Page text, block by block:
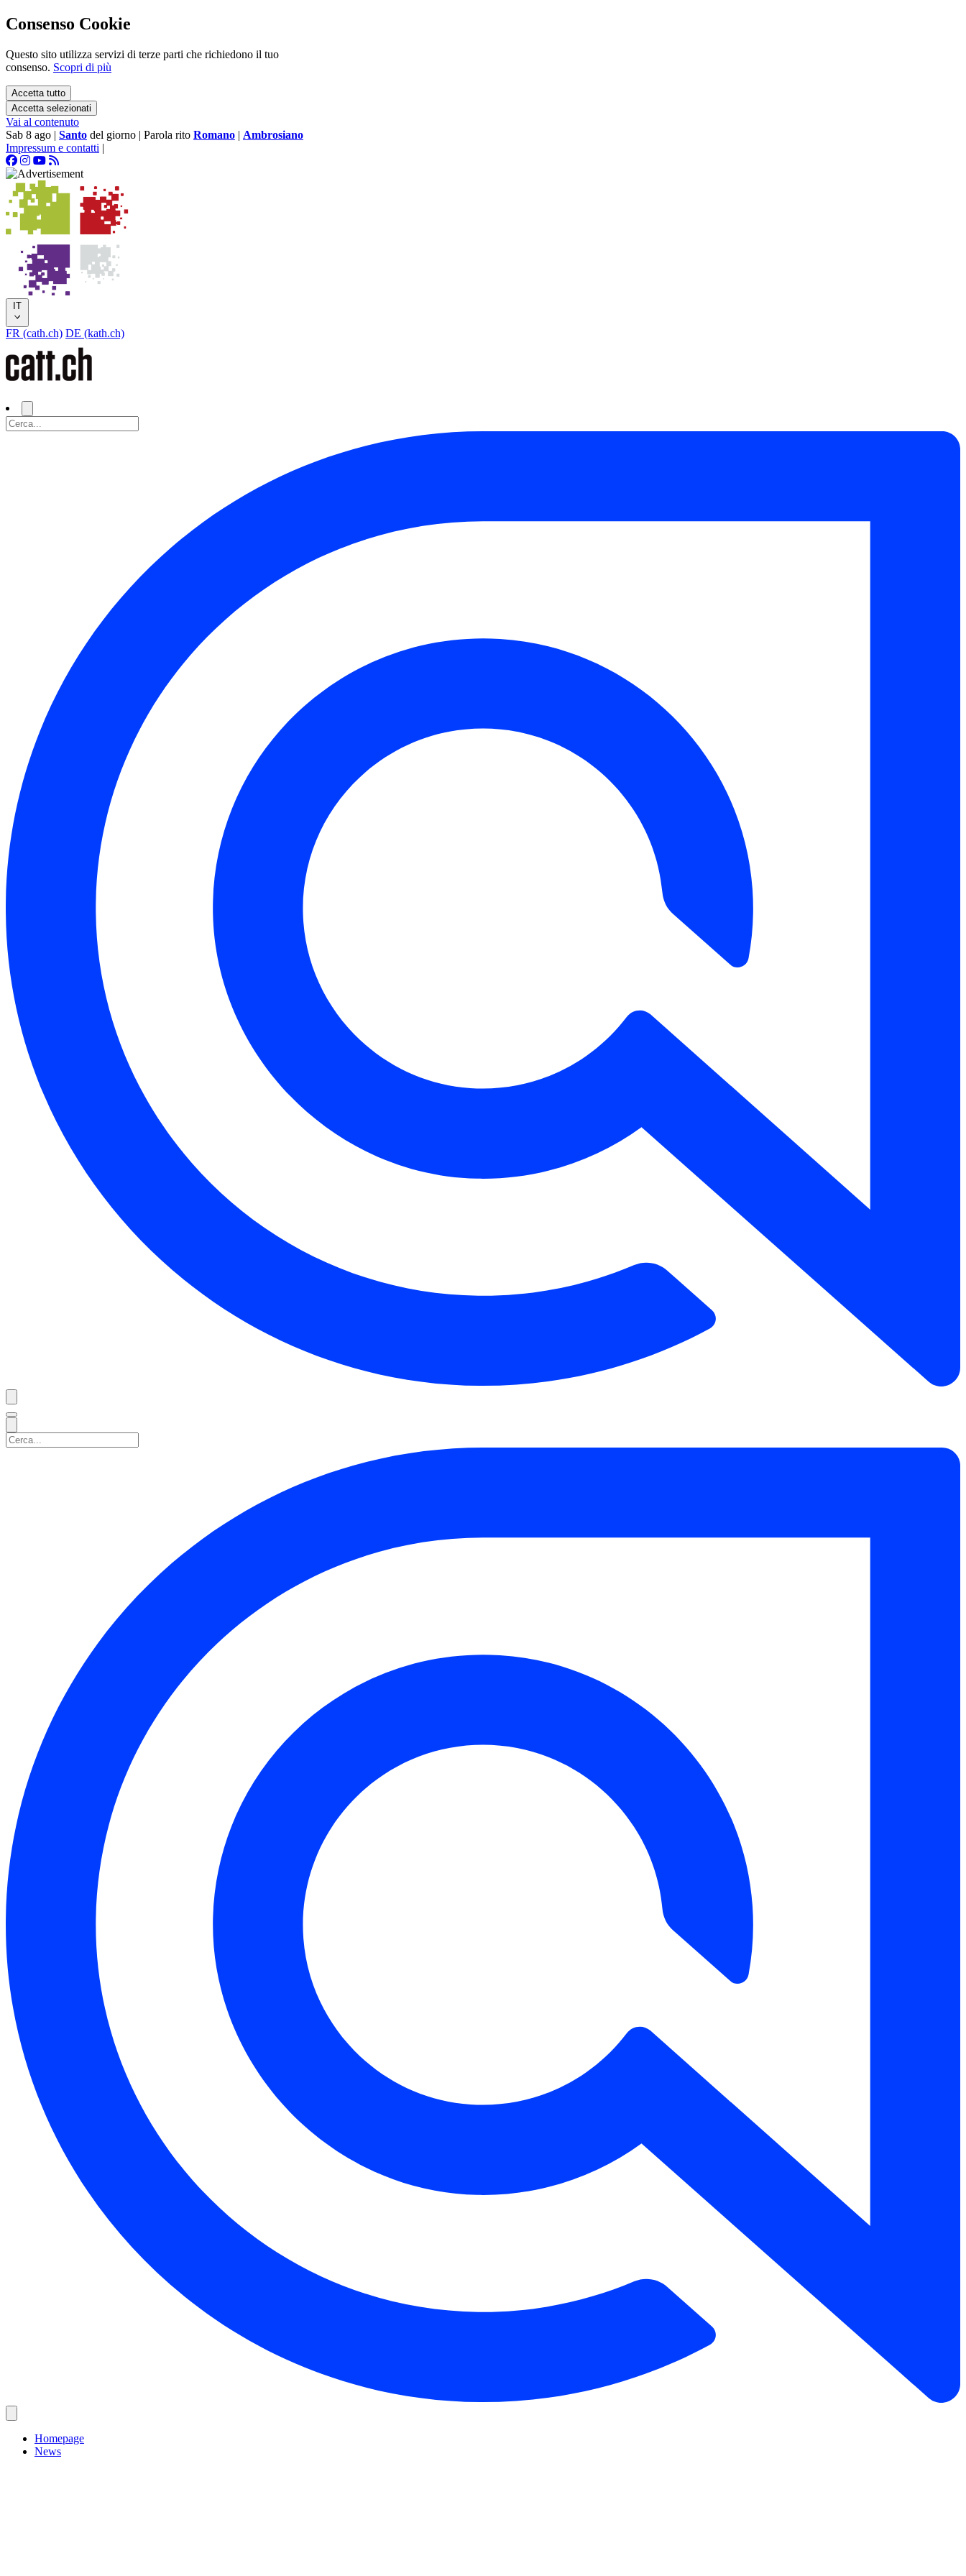
Consenso Cookie
Questo sito utilizza servizi di terze parti che richiedono il tuo
consenso. Scopri di più
Accetta tutto
Accetta selezionati
Vai al contenuto
Sab 8 ago | Santo del giorno | Parola rito Romano | Ambrosiano
Impressum e contatti |
IT
FR (cath.ch) DE (kath.ch)
Homepage
News